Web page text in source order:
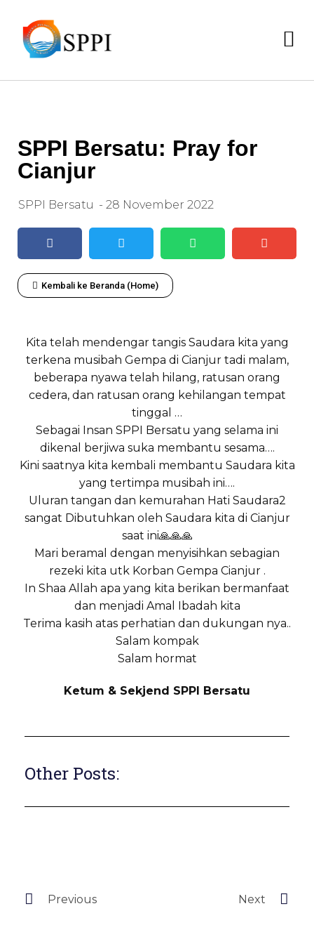
SPPI Bersatu: Pray for
Cianjur
SPPI Bersatu - 28 November 2022
Kembali ke Beranda (Home)
Kita telah mendengar tangis Saudara kita yang
terkena musibah Gempa di Cianjur tadi malam,
beberapa nyawa telah hilang, ratusan orang
cedera, dan ratusan orang kehilangan tempat
tinggal …
Sebagai Insan SPPI Bersatu yang selama ini
dikenal berjiwa suka membantu sesama….
Kini saatnya kita kembali membantu Saudara kita
yang tertimpa musibah ini….
Uluran tangan dan kemurahan Hati Saudara2
sangat Dibutuhkan oleh Saudara kita di Cianjur
saat ini🙏🙏🙏
Mari beramal dengan menyisihkan sebagian
rezeki kita utk Korban Gempa Cianjur .
In Shaa Allah apa yang kita berikan bermanfaat
dan menjadi Amal Ibadah kita
Terima kasih atas perhatian dan dukungan nya..
Salam kompak
Salam hormat
Ketum & Sekjend SPPI Bersatu
Other Posts:
Previous Next